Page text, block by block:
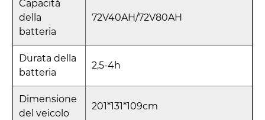
Capacità
della
batteria
72V40AH/72V80AH
Durata della
batteria
2,5-4h
Dimensione
del veicolo
201*131*109cm